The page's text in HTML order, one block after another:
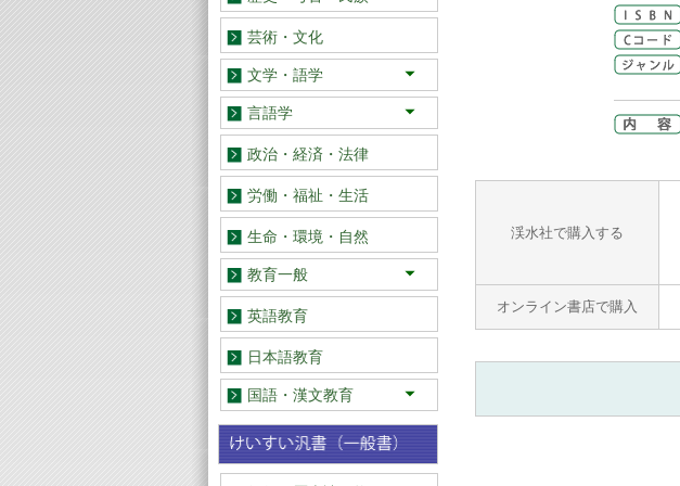
渓水社で購入する
オンライン書店で購入
アジア
芸術・文化
文学・語学
日本
アジア
欧米
言語学
日本語
英語・その他
政治・経済・法律
労働・福祉・生活
生命・環境・自然
教育一般
教育学
教育史
学校教育
幼児・児童教育
道徳教育
特別支援教育
保健・体育
社会
理科 算数・数学
音楽・美術
教育エッセイ・記録
英語教育
日本語教育
国語・漢文教育
総論
国語教育史
実践史・実践研究
教材研究
読みの指導
話し言葉教育
作文・表現教育
古文・古典教育
漢文教育